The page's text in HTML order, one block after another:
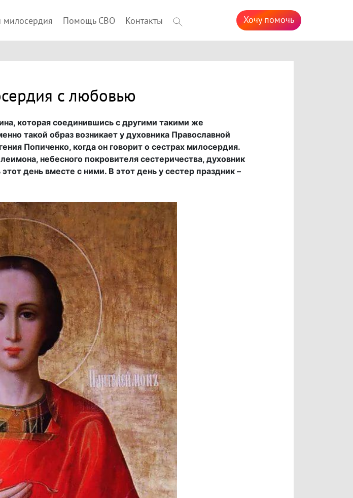
милосердия Помощь СВО Контакты Хочу помочь
с любовью
которая соединившись с другими такими же
такой образ возникает у духовника Православной
Попиченко, когда он говорит о сестрах милосердия.
небесного покровителя сестеричества, духовник
день вместе с ними. В этот день у сестер праздник –